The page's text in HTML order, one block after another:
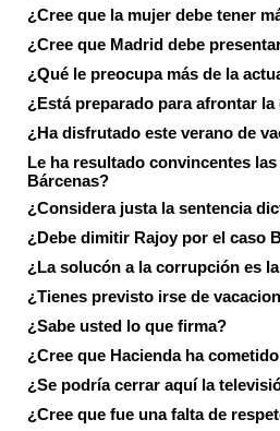
¿Cree que la mujer debe tener
¿Cree que Madrid debe
¿Qué le preocupa más de la
¿Está preparado para afrontar
¿Ha disfrutado este verano de
Le ha resultado convincentes
Bárcenas?
¿Considera justa la sentencia
¿Debe dimitir Rajoy por el caso
¿La solucón a la corrupción es
¿Tienes previsto irse de
¿Sabe usted lo que firma?
¿Cree que Hacienda ha
¿Se podría cerrar aquí la
¿Cree que fue una falta de